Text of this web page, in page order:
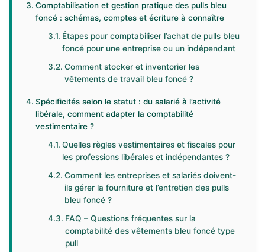
Comptabilisation et gestion pratique des pulls bleu
foncé : schémas, comptes et écriture à connaître
Étapes pour comptabiliser l’achat de pulls bleu
foncé pour une entreprise ou un indépendant
Comment stocker et inventorier les
vêtements de travail bleu foncé ?
Spécificités selon le statut : du salarié à l’activité
libérale, comment adapter la comptabilité
vestimentaire ?
Quelles règles vestimentaires et fiscales pour
les professions libérales et indépendantes ?
Comment les entreprises et salariés doivent-
ils gérer la fourniture et l’entretien des pulls
bleu foncé ?
FAQ – Questions fréquentes sur la
comptabilité des vêtements bleu foncé type
pull